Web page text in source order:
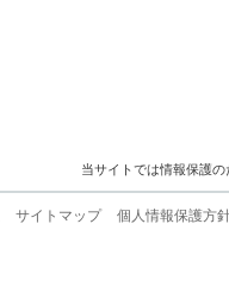
当サイトでは情報保護の
サイトマップ 個人情報保護方